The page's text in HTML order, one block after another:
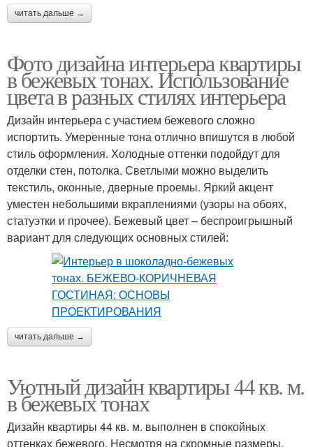
читать дальше →
Фото дизайна интерьера квартиры
в бежевых тонах. Использование
цвета в разных стилях интерьера
Дизайн интерьера с участием бежевого сложно
испортить. Умеренные тона отлично впишутся в любой
стиль оформления. Холодные оттенки подойдут для
отделки стен, потолка. Светлыми можно выделить
текстиль, оконные, дверные проемы. Яркий акцент
уместен небольшими вкраплениями (узоры на обоях,
статуэтки и прочее). Бежевый цвет – беспроигрышный
вариант для следующих основных стилей:
читать дальше →
Уютный дизайн квартиры 44 кв. м.
в бежевых тонах
Дизайн квартиры 44 кв. м. выполнен в спокойных
оттенках бежевого. Несмотря на скромные размеры,